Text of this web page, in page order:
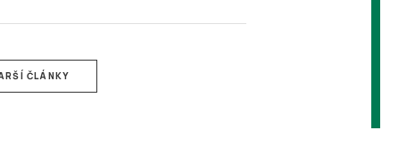
ČLÁNKY